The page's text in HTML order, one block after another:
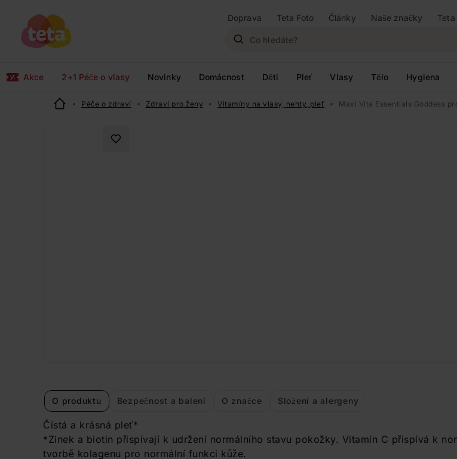
Doprava Teta Foto Články Naše značky
Akce 2+1 Péče o vlasy Novinky Domácnost Děti Pleť Vlasy Tělo Hygiena
Péče o zdraví Zdraví pro ženy Vitamíny na vlasy, nehty, pleť Maxi Vita Essentials Goddess
O produktu Bezpečnost a balení O značce Složení a alergeny
Čistá a krásná pleť*
*Zinek a biotin přispívají k udržení normálního stavu pokožky. Vitamín C přispívá k
tvorbě kolagenu pro normální funkci kůže.